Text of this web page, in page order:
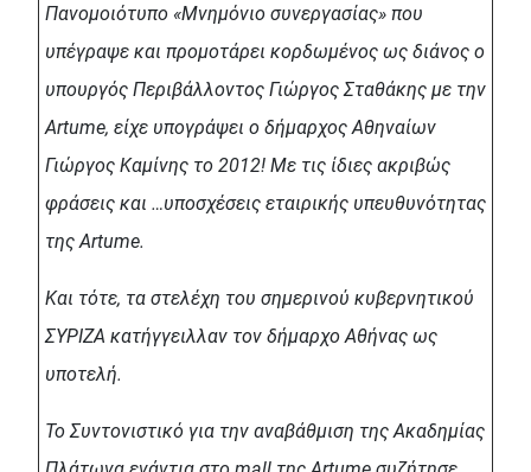
Πανομοιότυπο «Μνημόνιο συνεργασίας» που
υπέγραψε και προμοτάρει κορδωμένος ως διάνος ο
υπουργός Περιβάλλοντος Γιώργος Σταθάκης με την
Artume, είχε υπογράψει ο δήμαρχος Αθηναίων
Γιώργος Καμίνης το 2012! Με τις ίδιες ακριβώς
φράσεις και …υποσχέσεις εταιρικής υπευθυνότητας
της Artume.
Και τότε, τα στελέχη του σημερινού κυβερνητικού
ΣΥΡΙΖΑ κατήγγειλλαν τον δήμαρχο Αθήνας ως
υποτελή.
Το Συντονιστικό για την αναβάθμιση της Ακαδημίας